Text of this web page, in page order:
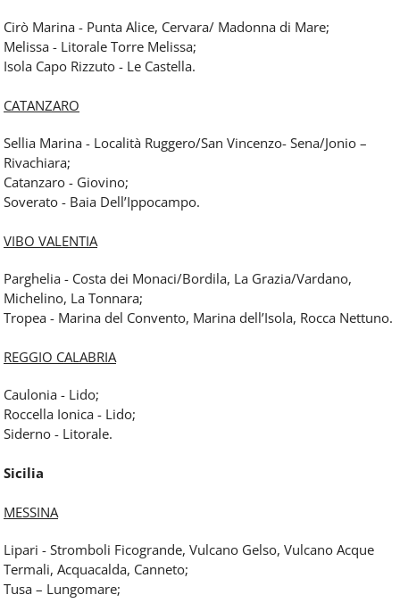
Cirò Marina - Punta Alice, Cervara/ Madonna di Mare;
Melissa - Litorale Torre Melissa;
Isola Capo Rizzuto - Le Castella.
CATANZARO
Sellia Marina - Località Ruggero/San Vincenzo- Sena/Jonio –
Rivachiara;
Catanzaro - Giovino;
Soverato - Baia Dell’Ippocampo.
VIBO VALENTIA
Parghelia - Costa dei Monaci/Bordila, La Grazia/Vardano,
Michelino, La Tonnara;
Tropea - Marina del Convento, Marina dell’Isola, Rocca Nettuno.
REGGIO CALABRIA
Caulonia - Lido;
Roccella Ionica - Lido;
Siderno - Litorale.
Sicilia
MESSINA
Lipari - Stromboli Ficogrande, Vulcano Gelso, Vulcano Acque
Termali, Acquacalda, Canneto;
Tusa – Lungomare;